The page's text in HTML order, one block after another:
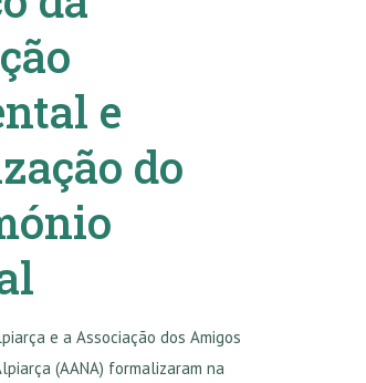
e
do
e a Associação dos Amigos
(AANA) formalizaram na